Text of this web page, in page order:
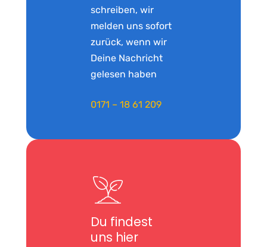
schreiben, wir
melden uns sofort
zurück, wenn wir
Deine Nachricht
gelesen haben
0171 – 18 61 209
Du findest
uns hier